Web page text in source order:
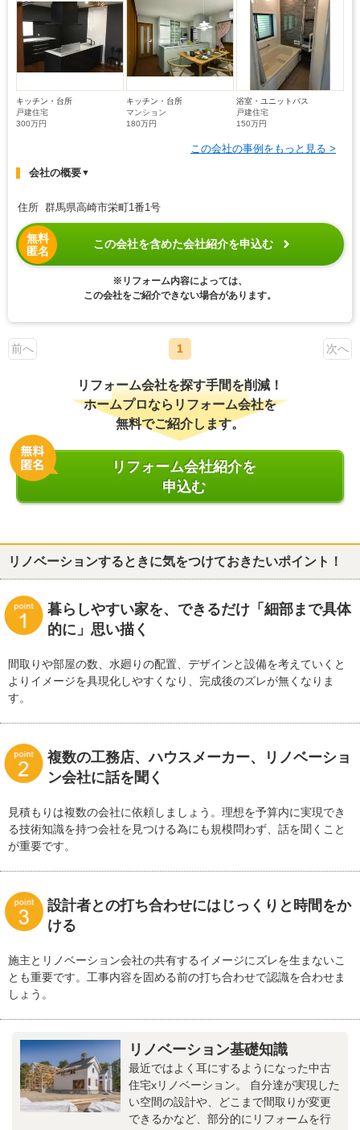
キッチン・台所
戸建住宅
300万円
キッチン・台所
マンション
180万円
浴室・ユニットバス
戸建住宅
150万円
この会社の事例をもっと見る >
会社の概要▼
住所 群馬県高崎市栄町1番1号
無料
匿名
この会社を含めた会社紹介を申込む
※リフォーム内容によっては、
この会社をご紹介できない場合があります。
前へ 1 次へ
リフォーム会社を探す手間を削減！
ホームプロならリフォーム会社を
無料でご紹介します。
リフォーム会社紹介を
申込む
リノベーションするときに気をつけておきたいポイント！
暮らしやすい家を、できるだけ「細部まで具体
的に」思い描く
間取りや部屋の数、水廻りの配置、デザインと設備を考えていくと
よりイメージを具現化しやすくなり、完成後のズレが無くなりま
す。
複数の工務店、ハウスメーカー、リノベーショ
ン会社に話を聞く
見積もりは複数の会社に依頼しましょう。理想を予算内に実現でき
る技術知識を持つ会社を見つける為にも規模問わず、話を聞くこと
が重要です。
設計者との打ち合わせにはじっくりと時間をか
ける
施主とリノベーション会社の共有するイメージにズレを生まないこ
とも重要です。工事内容を固める前の打ち合わせで認識を合わせま
しょう。
リノベーション基礎知識
最近ではよく耳にするようになった中古
住宅xリノベーション。 自分達が実現した
い空間の設計や、どこまで間取りが変更
できるかなど、部分的にリフォームを行